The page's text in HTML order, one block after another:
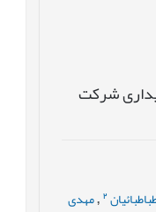
شرکت
2
, مهدی